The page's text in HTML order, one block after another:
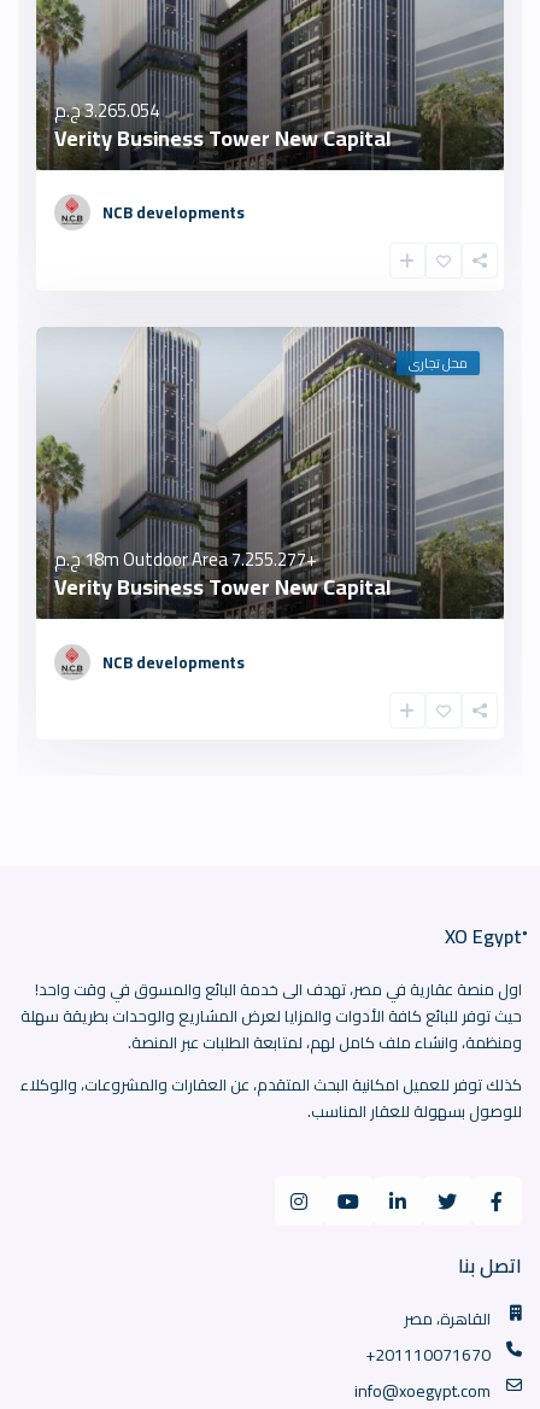
3.265.054 ج.م
Verity Business Tower New Capital
NCB developments
محل تجارى
+18m Outdoor Area7.255.277 ج.م
Verity Business Tower New Capital
NCB developments
اول منصة عقارية في مصر، تهدف الى خدمة البائع والمسوق في وقت واحد!
حيث توفر للبائع كافة الأدوات والمزايا لعرض المشاريع والوحدات بطريقة سهلة
ومنظمة، وانشاء ملف كامل لهم، لمتابعة الطلبات عبر المنصة.
كذلك توفر للعميل امكانية البحث المتقدم، عن العقارات والمشروعات، والوكلاء
للوصول بسهولة للعقار المناسب.
اتصل بنا
القاهرة، مصر
+201110071670
info@xoegypt.com